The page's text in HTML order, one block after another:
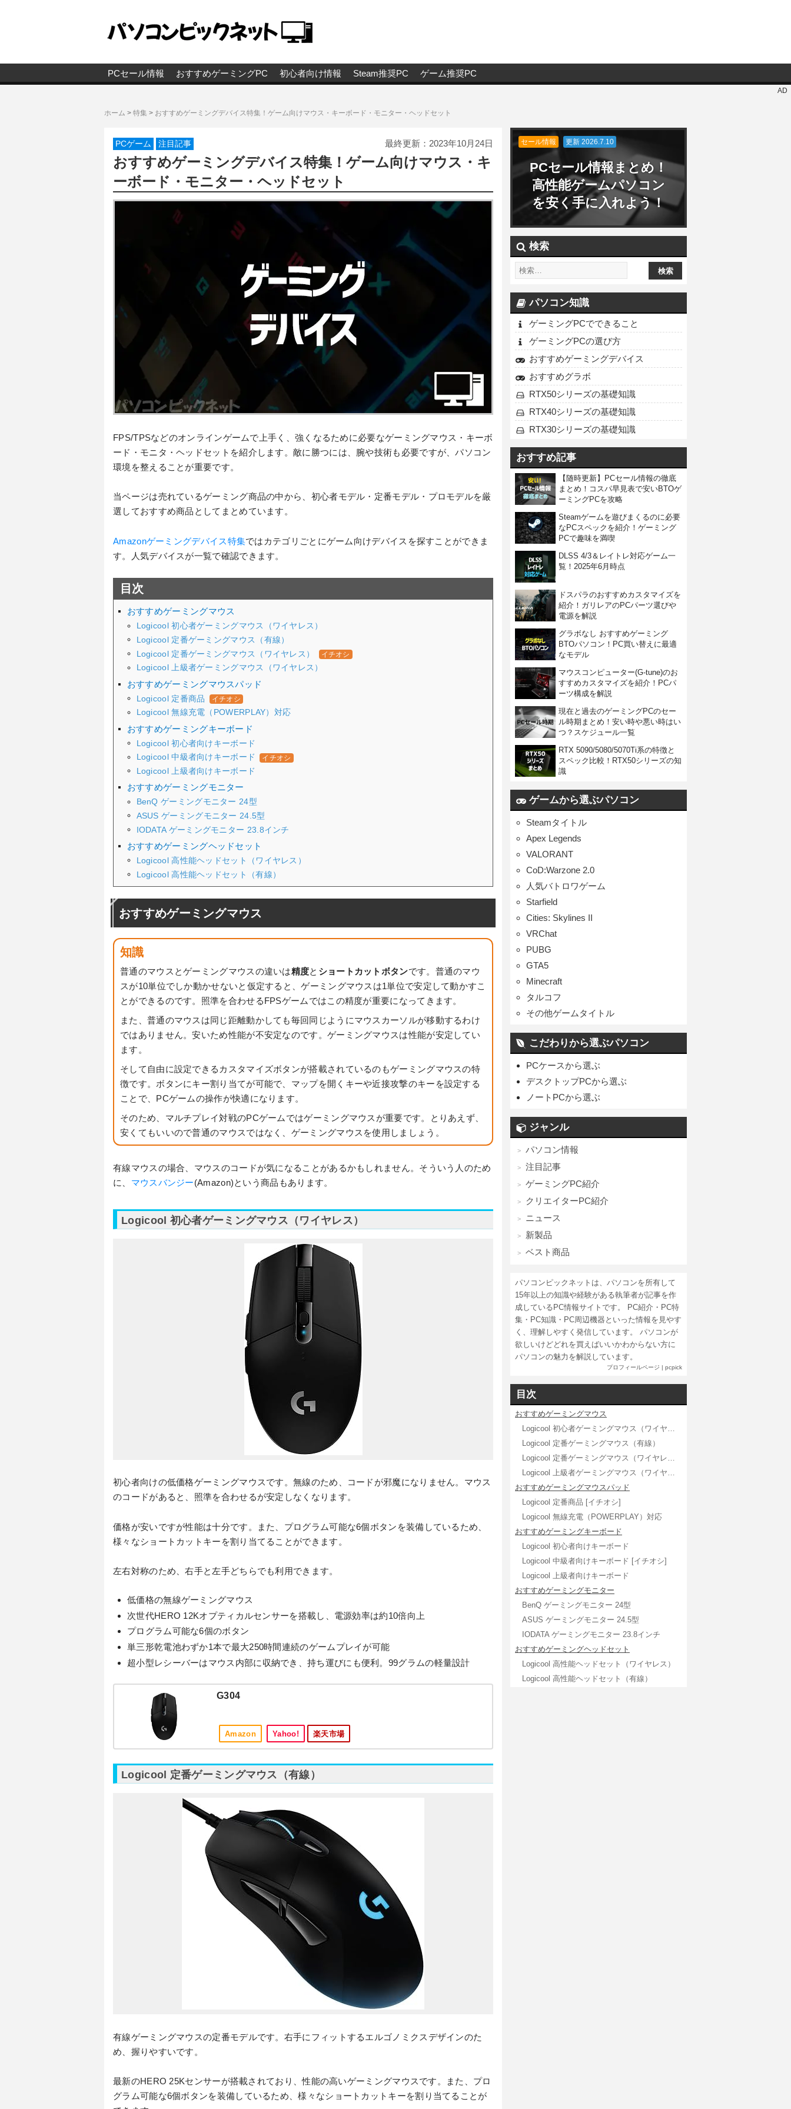
PCセール情報 おすすめゲーミングPC 初心者向け情報 Steam推奨PC ゲーム推奨PC
AD
ホーム > 特集 > おすすめゲーミングデバイス特集！ゲーム向けマウス・キーボード・モニター・ヘッドセット
PCゲーム 注目記事 最終更新： 2023年10月24日
おすすめゲーミングデバイス特集！ゲーム向けマウス・キ
ーボード・モニター・ヘッドセット
FPS/TPSなどのオンラインゲームで上手く、強くなるために必要なゲーミングマウス・キーボ
ード・モニタ・ヘッドセットを紹介します。敵に勝つには、腕や技術も必要ですが、パソコン
環境を整えることが重要です。
当ページは売れているゲーミング商品の中から、初心者モデル・定番モデル・プロモデルを厳
選しておすすめ商品としてまとめています。
Amazonゲーミングデバイス特集ではカテゴリごとにゲーム向けデバイスを探すことができま
す。人気デバイスが一覧で確認できます。
目次
おすすめゲーミングマウス
Logicool 初心者ゲーミングマウス（ワイヤレス）
Logicool 定番ゲーミングマウス（有線）
Logicool 定番ゲーミングマウス（ワイヤレス）
イチオシ
Logicool 上級者ゲーミングマウス（ワイヤレス）
おすすめゲーミングマウスパッド
Logicool 定番商品
イチオシ
Logicool 無線充電（POWERPLAY）対応
おすすめゲーミングキーボード
Logicool 初心者向けキーボード
Logicool 中級者向けキーボード
イチオシ
Logicool 上級者向けキーボード
おすすめゲーミングモニター
BenQ ゲーミングモニター 24型
ASUS ゲーミングモニター 24.5型
IODATA ゲーミングモニター 23.8インチ
おすすめゲーミングヘッドセット
Logicool 高性能ヘッドセット（ワイヤレス）
Logicool 高性能ヘッドセット（有線）
おすすめゲーミングマウス
知識
普通のマウスとゲーミングマウスの違いは精度と ショートカットボタンです。普通のマウ
スが10単位でしか動かせないと仮定すると、ゲーミングマウスは1単位で安定して動かすこ
とができるのです。照準を合わせるFPSゲームではこの精度が重要になってきます。
また、普通のマウスは同じ距離動かしても毎回同じようにマウスカーソルが移動するわけ
ではありません。安いため性能が不安定なのです。ゲーミングマウスは性能が安定してい
ます。
そして自由に設定できるカスタマイズボタンが搭載されているのもゲーミングマウスの特
徴です。ボタンにキー割り当てが可能で、マップを開くキーや近接攻撃のキーを設定する
ことで、PCゲームの操作が快適になります。
そのため、マルチプレイ対戦のPCゲームではゲーミングマウスが重要です。とりあえず、
安くてもいいので普通のマウスではなく、ゲーミングマウスを使用しましょう。
有線マウスの場合、マウスのコードが気になることがあるかもしれません。そういう人のため
に、 マウスバンジー(Amazon)という商品もあります。
Logicool 初心者ゲーミングマウス（ワイヤレス）
初心者向けの低価格ゲーミングマウスです。無線のため、コードが邪魔になりません。マウス
のコードがあると、照準を合わせるが安定しなくなります。
価格が安いですが性能は十分です。また、プログラム可能な6個ボタンを装備しているため、
様々なショートカットキーを割り当てることができます。
左右対称のため、右手と左手どちらでも利用できます。
低価格の無線ゲーミングマウス
次世代HERO 12Kオプティカルセンサーを搭載し、電源効率は約10倍向上
プログラム可能な6個のボタン
単三形乾電池わずか1本で最大250時間連続のゲームプレイが可能
超小型レシーバーはマウス内部に収納でき、持ち運びにも便利。99グラムの軽量設計
G304
Amazon Yahoo! 楽天市場
Logicool 定番ゲーミングマウス（有線）
有線ゲーミングマウスの定番モデルです。右手にフィットするエルゴノミクスデザインのた
め、握りやすいです。
最新のHERO 25Kセンサーが搭載されており、性能の高いゲーミングマウスです。また、プロ
グラム可能な6個ボタンを装備しているため、様々なショートカットキーを割り当てることが
セール情報 更新 2026.7.10
PCセール情報まとめ！
高性能ゲームパソコン
を安く手に入れよう！
検索
パソコン知識
ゲーミングPCでできること
ゲーミングPCの選び方
おすすめゲーミングデバイス
おすすめグラボ
RTX50シリーズの基礎知識
RTX40シリーズの基礎知識
RTX30シリーズの基礎知識
おすすめ記事
【随時更新】PCセール情報の徹底
まとめ！コスパ早見表で安いBTOゲ
ーミングPCを攻略
Steamゲームを遊びまくるのに必要
なPCスペックを紹介！ゲーミング
PCで趣味を満喫
DLSS 4/3＆レイトレ対応ゲーム一
覧！2025年6月時点
ドスパラのおすすめカスタマイズを
紹介！ガリレアのPCパーツ選びや
電源を解説
グラボなし おすすめゲーミング
BTOパソコン！PC買い替えに最適
なモデル
マウスコンピューター(G-tune)のお
すすめカスタマイズを紹介！PCパ
ーツ構成を解説
現在と過去のゲーミングPCのセー
ル時期まとめ！安い時や悪い時はい
つ？スケジュール一覧
RTX 5090/5080/5070Ti系の特徴と
スペック比較！RTX50シリーズの知
識
ゲームから選ぶパソコン
Steamタイトル
Apex Legends
VALORANT
CoD:Warzone 2.0
人気バトロワゲーム
Starfield
Cities: Skylines II
VRChat
PUBG
GTA5
Minecraft
タルコフ
その他ゲームタイトル
こだわりから選ぶパソコン
PCケースから選ぶ
デスクトップPCから選ぶ
ノートPCから選ぶ
ジャンル
パソコン情報
注目記事
ゲーミングPC紹介
クリエイターPC紹介
ニュース
新製品
ベスト商品
パソコンピックネットは、パソコンを所有して
15年以上の知識や経験がある執筆者が記事を作
成しているPC情報サイトです。 PC紹介・PC特
集・PC知識・PC周辺機器といった情報を見やす
く、理解しやすく発信しています。 パソコンが
欲しいけどどれを買えばいいかわからない方に
パソコンの魅力を解説しています。
プロフィールページ | pcpick
目次
おすすめゲーミングマウス
Logicool 初心者ゲーミングマウス（ワイヤレス）
Logicool 定番ゲーミングマウス（有線）
Logicool 定番ゲーミングマウス（ワイヤレス） [イチオシ]
Logicool 上級者ゲーミングマウス（ワイヤレス）
おすすめゲーミングマウスパッド
Logicool 定番商品 [イチオシ]
Logicool 無線充電（POWERPLAY）対応
おすすめゲーミングキーボード
Logicool 初心者向けキーボード
Logicool 中級者向けキーボード [イチオシ]
Logicool 上級者向けキーボード
おすすめゲーミングモニター
BenQ ゲーミングモニター 24型
ASUS ゲーミングモニター 24.5型
IODATA ゲーミングモニター 23.8インチ
おすすめゲーミングヘッドセット
Logicool 高性能ヘッドセット（ワイヤレス）
Logicool 高性能ヘッドセット（有線）